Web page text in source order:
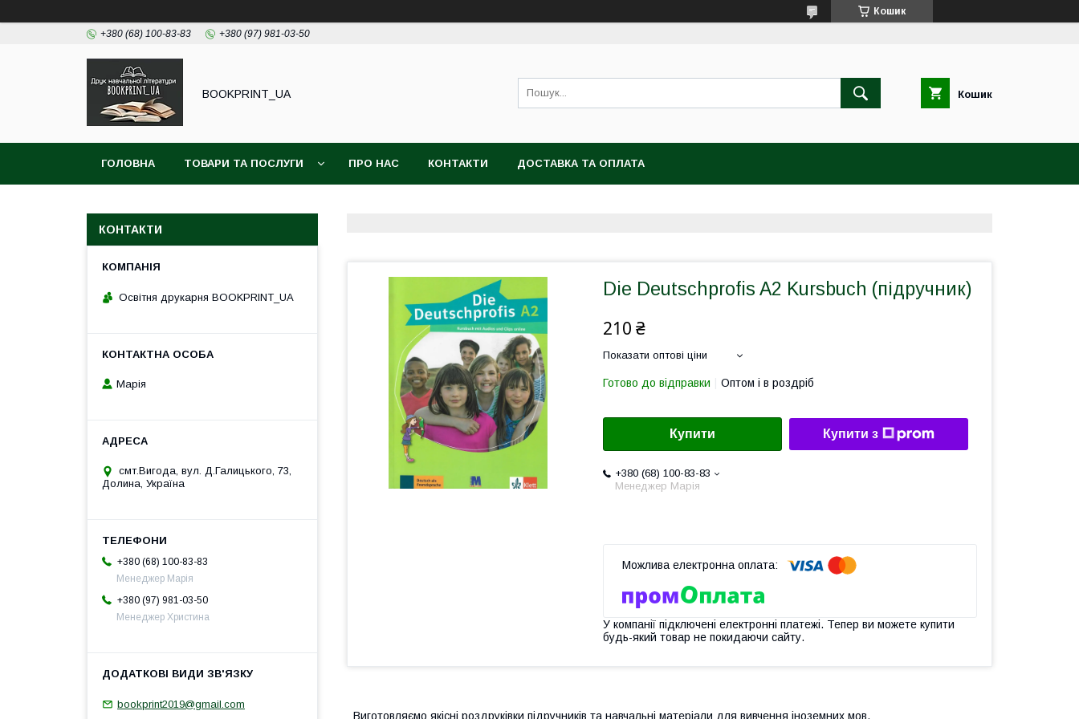
Кошик
+380 (68) 100-83-83 +380 (97) 981-03-50
BOOKPRINT_UA Кошик
ГОЛОВНА ТОВАРИ ТА ПОСЛУГИ ПРО НАС КОНТАКТИ ДОСТАВКА ТА ОПЛАТА
Die Deutschprofis A2 Kursbuch (підручник)
210 ₴
Показати оптові ціни
Готово до відправки Оптом і в роздріб
Купити Купити з
+380 (68) 100-83-83
Менеджер Марія
У компанії підключені електронні платежі. Тепер ви можете купити
будь-який товар не покидаючи сайту.
Виготовляємо якісні роздруківки підручників та навчальні матеріали для вивчення іноземних мов.
КОНТАКТИ
Освітня друкарня BOOKPRINT_UA
Марія
смт.Вигода, вул. Д.Галицького, 73,
Долина, Україна
+380 (68) 100-83-83
Менеджер Марія
+380 (97) 981-03-50
Менеджер Христина
bookprint2019@gmail.com